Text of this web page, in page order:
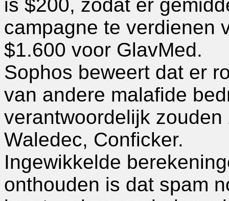
is $200, zodat er
campagne te verdienen
$1.600 voor GlavMed.
Sophos beweert dat er
van andere malafide
verantwoordelijk
Waledec, Conficker.
Ingewikkelde
onthouden is dat spam